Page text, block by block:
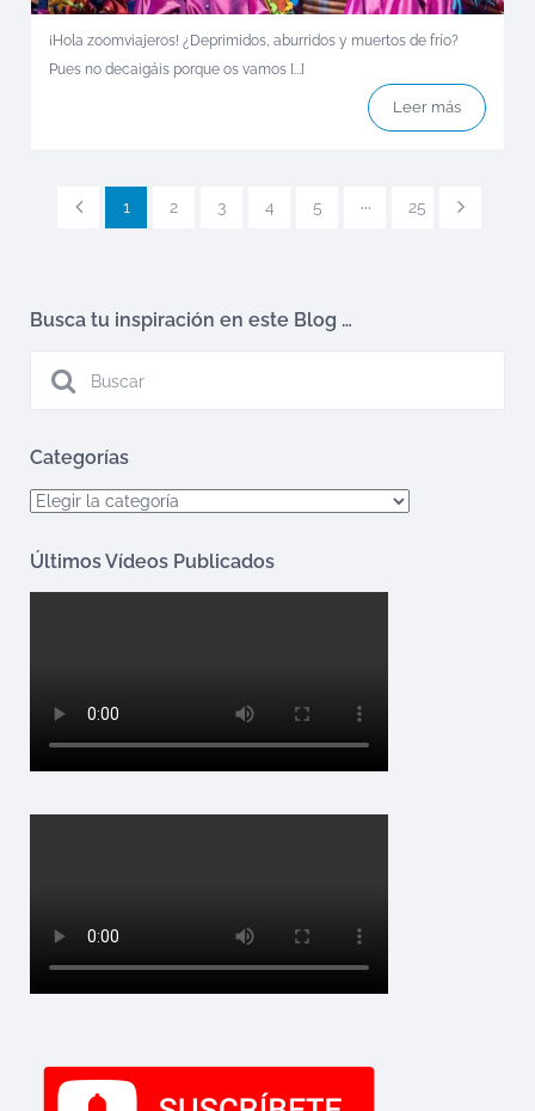
¡Hola zoomviajeros! ¿Deprimidos, aburridos y muertos de frío?
Pues no decaigáis porque os vamos [...]
Leer más
1 2 3 4 5 ··· 25
Busca tu inspiración en este Blog …
Categorías
Categorías
Últimos Vídeos Publicados